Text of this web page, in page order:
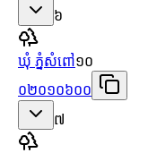
៦
ឃុំ ភ្នំសំពៅ១០
០២០១០៦០០
៧